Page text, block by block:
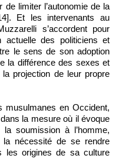
limiter l’autonomie de la
Et les intervenants au
s’accordent pour
actuelle des politiciens et
le sens de son adoption
la différence des sexes et
projection de leur propre
en Occident,
la mesure où il évoque
soumission à l’homme,
la nécessité de se rendre
les origines de sa culture